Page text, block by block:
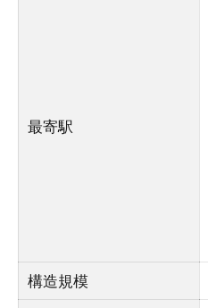
最寄駅
構造規模